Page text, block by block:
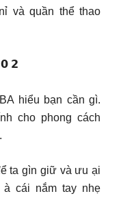
và quần thể thao
𝟮
hiểu bạn cần gì.
cho phong cách
ta gìn giữ và ưu ại
cái nắm tay nhẹ